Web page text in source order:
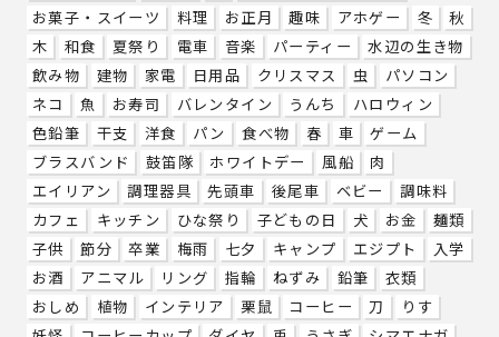
お菓子・スイーツ
料理 お正月 趣味 アホゲー 冬
秋
木
和食 夏祭り 電車 音楽 パーティー
水辺の生き物
飲み物
建物 家電 日用品 クリスマス 虫
パソコン
ネコ
魚 お寿司 バレンタイン うんち
ハロウィン
色鉛筆
干支 洋食 パン 食べ物 春 車
ゲーム
ブラスバンド
鼓笛隊 ホワイトデー 風船
肉
エイリアン
調理器具 先頭車 後尾車 ベビー
調味料
カフェ
キッチン ひな祭り 子どもの日 犬 お金
麺類
子供
節分 卒業 梅雨 七夕 キャンプ エジプト
入学
お酒
アニマル リング 指輪 ねずみ 鉛筆
衣類
おしめ
植物 インテリア 栗鼠 コーヒー 刀
りす